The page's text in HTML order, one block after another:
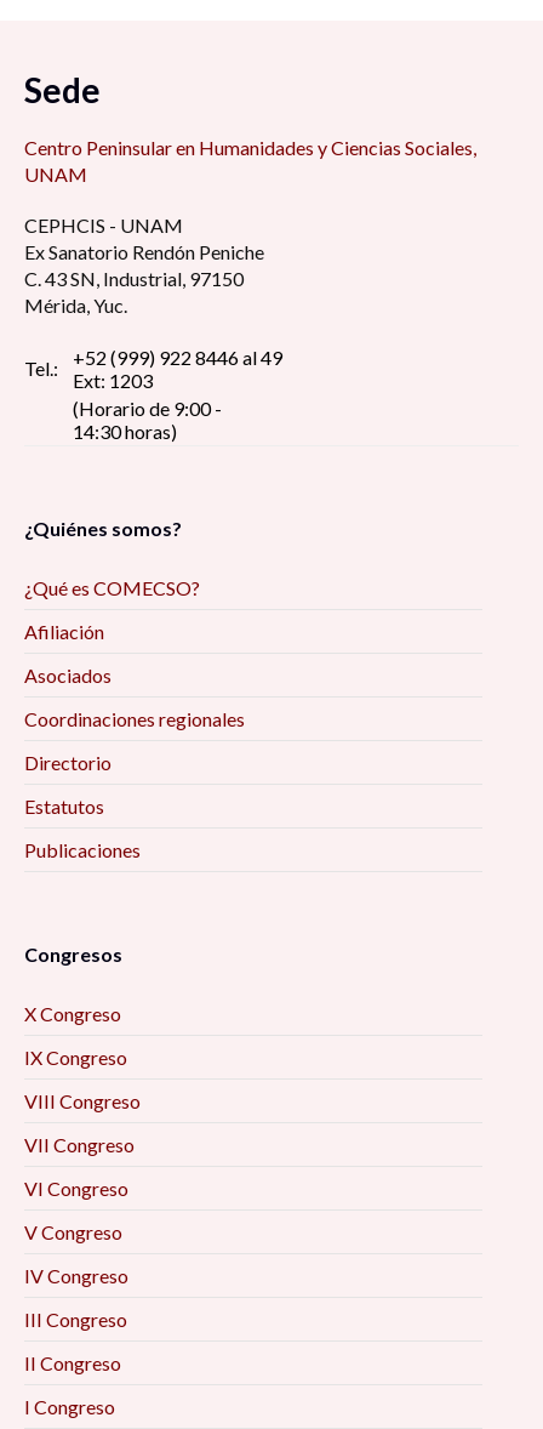
Sede
Centro Peninsular en Humanidades y Ciencias Sociales,
UNAM
CEPHCIS - UNAM
Ex Sanatorio Rendón Peniche
C. 43 SN, Industrial, 97150
Mérida, Yuc.
Tel.:
+52 (999) 922 8446 al 49
Ext: 1203
(Horario de 9:00 -
14:30 horas)
¿Quiénes somos?
¿Qué es COMECSO?
Afiliación
Asociados
Coordinaciones regionales
Directorio
Estatutos
Publicaciones
Congresos
X Congreso
IX Congreso
VIII Congreso
VII Congreso
VI Congreso
V Congreso
IV Congreso
III Congreso
II Congreso
I Congreso